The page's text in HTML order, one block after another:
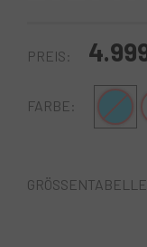
PREIS:
FARBE: Blau
GRÖSSENTABELLE: